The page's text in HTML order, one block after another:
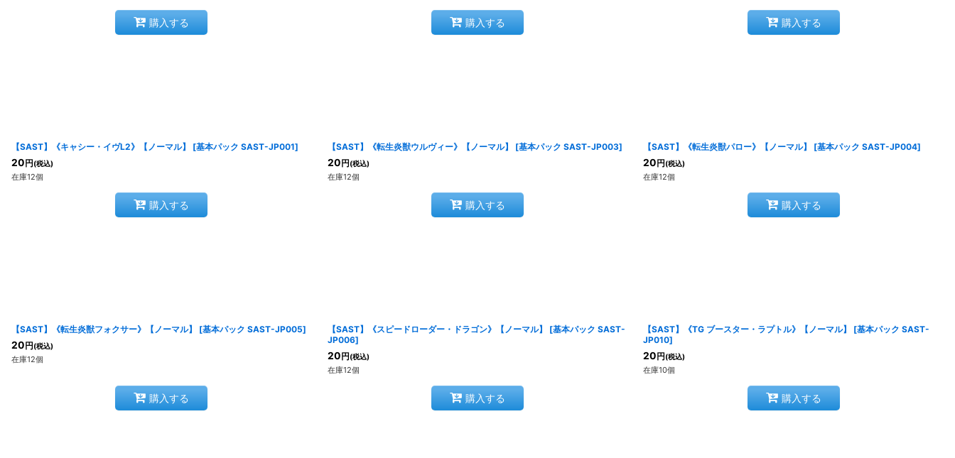
購入する 購入する 購入する
【SAST】《キャシー・イヴL2》【ノーマル】 [基本パック SAST-JP001]
20 円 (税込)
在庫12個
購入する
【SAST】《転生炎獣ウルヴィー》【ノーマル】 [基本パック SAST-JP003]
20 円 (税込)
在庫12個
購入する
【SAST】《転生炎獣パロー》【ノーマル】 [基本パック SAST-JP004]
20 円 (税込)
在庫12個
購入する
【SAST】《転生炎獣フォクサー》【ノーマル】 [基本パック SAST-JP005]
20 円 (税込)
在庫12個
購入する
【SAST】《スピードローダー・ドラゴン》【ノーマル】 [基本パック SAST-
JP006]
20 円 (税込)
在庫12個
購入する
【SAST】《TG ブースター・ラプトル》【ノーマル】 [基本パック SAST-
JP010]
20 円 (税込)
在庫10個
購入する